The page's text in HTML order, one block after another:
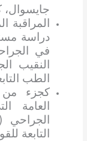
جايسوال،
المراقبة
دراسة
في
النقيب
الطب
كجزء من
العامة
الجراحي
التابعة